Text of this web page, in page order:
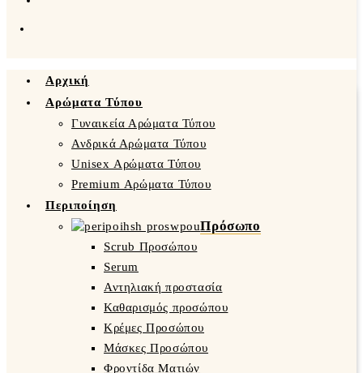
Αρχική
Αρώματα Τύπου
Γυναικεία Αρώματα Τύπου
Ανδρικά Αρώματα Τύπου
Unisex Αρώματα Τύπου
Premium Αρώματα Τύπου
Περιποίηση
Πρόσωπο
Scrub Προσώπου
Serum
Αντηλιακή προστασία
Καθαρισμός προσώπου
Κρέμες Προσώπου
Μάσκες Προσώπου
Φροντίδα Ματιών